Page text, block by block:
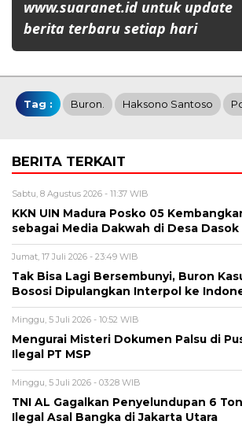
www.suaranet.id untuk update
berita terbaru setiap hari
Tag : Buron. Haksono Santoso
BERITA TERKAIT
Sabtu, 8 Agustus 2026 - 11:37 WIB
KKN UIN Madura Posko 05
sebagai Media Dakwah di Desa Dasok
Jumat, 17 Juli 2026 - 23:49 WIB
Tak Bisa Lagi Bersembunyi, Buron
Bososi Dipulangkan Interpol ke
Minggu, 5 Juli 2026 - 10:52 WIB
Mengurai Misteri Dokumen Palsu di
Ilegal PT MSP
Minggu, 5 Juli 2026 - 03:28 WIB
TNI AL Gagalkan Penyelundupan 6
Ilegal Asal Bangka di Jakarta Utara